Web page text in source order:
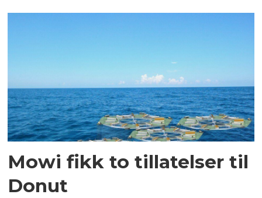
Mowi fikk to tillatelser til
Donut